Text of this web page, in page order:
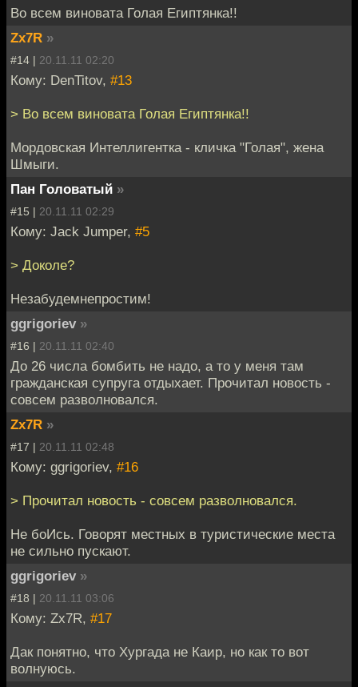
Во всем виновата Голая Египтянка!!
Zx7R »
#14 | 20.11.11 02:20
Кому: DenTitov, #13
> Во всем виновата Голая Египтянка!!
Мордовская Интеллигентка - кличка "Голая", жена
Шмыги.
Пан Головатый »
#15 | 20.11.11 02:29
Кому: Jack Jumper, #5
> Доколе?
Незабудемнепростим!
ggrigoriev »
#16 | 20.11.11 02:40
До 26 числа бомбить не надо, а то у меня там
гражданская супруга отдыхает. Прочитал новость -
совсем разволновался.
Zx7R »
#17 | 20.11.11 02:48
Кому: ggrigoriev, #16
> Прочитал новость - совсем разволновался.
Не боИсь. Говорят местных в туристические места
не сильно пускают.
ggrigoriev »
#18 | 20.11.11 03:06
Кому: Zx7R, #17
Дак понятно, что Хургада не Каир, но как то вот
волнуюсь.